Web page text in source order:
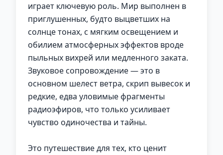
играет ключевую роль. Мир выполнен в
приглушенных, будто выцветших на
солнце тонах, с мягким освещением и
обилием атмосферных эффектов вроде
пыльных вихрей или медленного заката.
Звуковое сопровождение — это в
основном шелест ветра, скрип вывесок и
редкие, едва уловимые фрагменты
радиоэфиров, что только усиливает
чувство одиночества и тайны.
Это путешествие для тех, кто ценит